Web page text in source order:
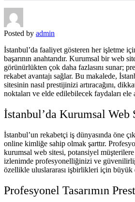
Posted by admin
İstanbul’da faaliyet gösteren her işletme
başarının anahtarıdır. Kurumsal bir web
görünürlükten çok daha fazlasını sunar;
rekabet avantajı sağlar. Bu makalede,
sitesinin nasıl prestijinizi artıracağını,
noktaları ve elde edilebilecek faydaları ele
İstanbul’da Kurumsal Web
İstanbul’un rekabetçi iş dünyasında öne
online kimliğe sahip olmak şarttır.
kurumsal web sitesi, potansiyel
izlenimde profesyonelliğinizi ve
özellikle uluslararası işbirlikleri için büyük
Profesyonel Tasarımın